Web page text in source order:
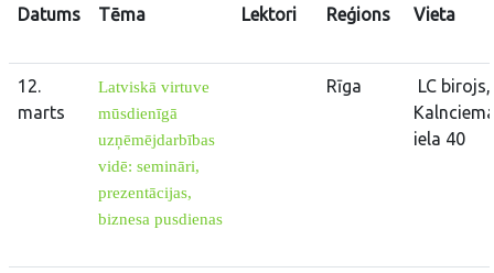
Datums Tēma Lektori Reģions Vieta
12.
marts
Latviskā virtuve
mūsdienīgā
uzņēmējdarbības
vidē: semināri,
prezentācijas,
biznesa pusdienas
Rīga
LC birojs,
iela 40